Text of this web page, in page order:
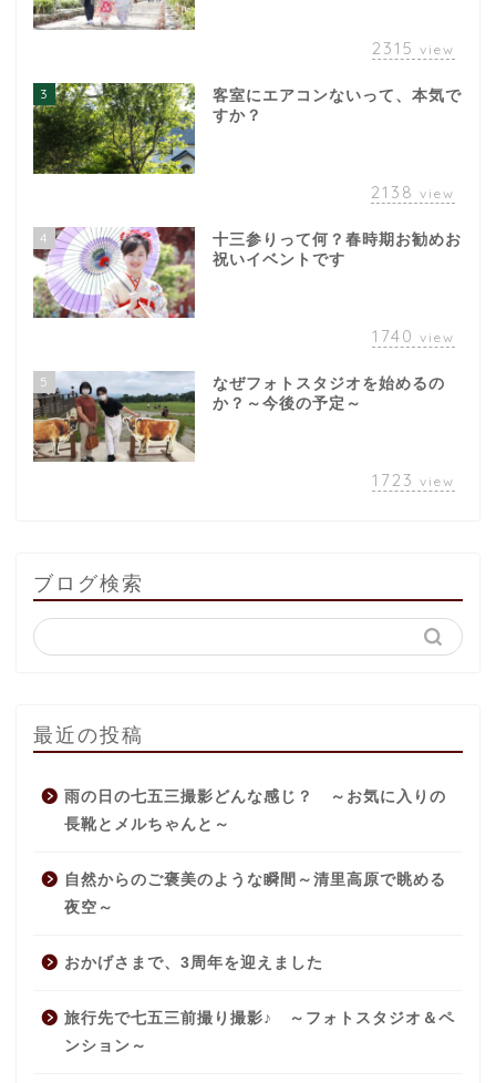
2315 view
3
客室にエアコンないって、本気で
すか？
2138 view
4
十三参りって何？春時期お勧めお
祝いイベントです
1740 view
5
なぜフォトスタジオを始めるの
か？～今後の予定～
1723 view
ブログ検索
最近の投稿
雨の日の七五三撮影どんな感じ？ ～お気に入りの
長靴とメルちゃんと～
自然からのご褒美のような瞬間～清里高原で眺める
夜空～
おかげさまで、3周年を迎えました
旅行先で七五三前撮り撮影♪ ～フォトスタジオ＆ペ
ンション～